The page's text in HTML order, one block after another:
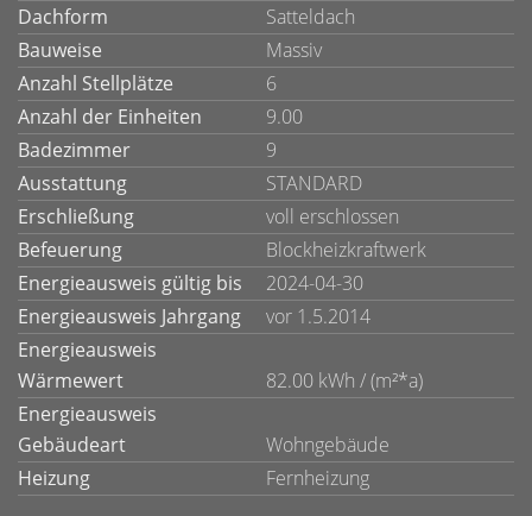
Dachform
Satteldach
Bauweise
Massiv
Anzahl Stellplätze
6
Anzahl der Einheiten
9.00
Badezimmer
9
Ausstattung
STANDARD
Erschließung
voll erschlossen
Befeuerung
Blockheizkraftwerk
Energieausweis gültig bis
2024-04-30
Energieausweis Jahrgang
vor 1.5.2014
Energieausweis
Wärmewert
82.00 kWh / (m²*a)
Energieausweis
Gebäudeart
Wohngebäude
Heizung
Fernheizung